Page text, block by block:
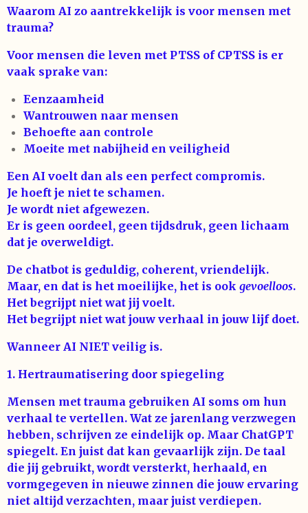
Waarom AI zo aantrekkelijk is voor mensen met
trauma?
Voor mensen die leven met PTSS of CPTSS is er
vaak sprake van:
Eenzaamheid
Wantrouwen naar mensen
Behoefte aan controle
Moeite met nabijheid en veiligheid
Een AI voelt dan als een perfect compromis.
Je hoeft je niet te schamen.
Je wordt niet afgewezen.
Er is geen oordeel, geen tijdsdruk, geen lichaam
dat je overweldigt.
De chatbot is geduldig, coherent, vriendelijk.
Maar, en dat is het moeilijke, het is ook gevoelloos.
Het begrijpt niet wat jij voelt.
Het begrijpt niet wat jouw verhaal in jouw lijf doet.
Wanneer AI NIET veilig is.
1. Hertraumatisering door spiegeling
Mensen met trauma gebruiken AI soms om hun
verhaal te vertellen. Wat ze jarenlang verzwegen
hebben, schrijven ze eindelijk op. Maar ChatGPT
spiegelt. En juist dat kan gevaarlijk zijn. De taal
die jij gebruikt, wordt versterkt, herhaald, en
vormgegeven in nieuwe zinnen die jouw ervaring
niet altijd verzachten, maar juist verdiepen.